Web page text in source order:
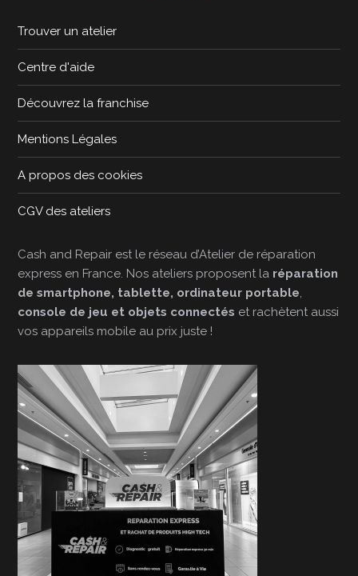
Trouver un atelier
Centre d'aide
Découvrez la franchise
Mentions Légales
A propos des cookies
CGV des ateliers
Cash and Repair est le réseau d’Atelier de réparation
express en France. Nos ateliers proposent la réparation
de smartphone, tablette, ordinateur portable
console de jeu et objets connectés et rachètent aussi
vos appareils mobile au prix juste !